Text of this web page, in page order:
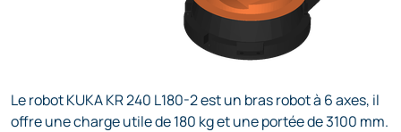
Le robot KUKA KR 240 L180-2 est un bras robot à 6 axes, il
offre une charge utile de 180 kg et une portée de 3100 mm.